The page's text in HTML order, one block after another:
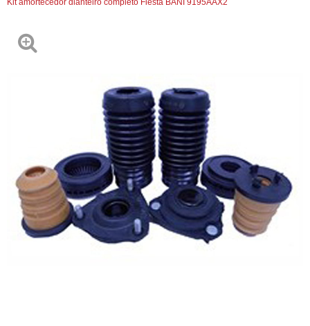
Kit amortecedor dianteiro completo Fiesta BANI 9195AAX2